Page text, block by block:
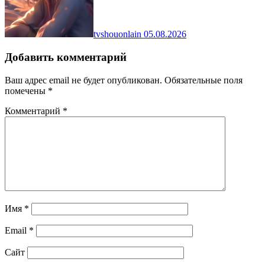
tvshouonlain 05.08.2026
Добавить комментарий
Ваш адрес email не будет опубликован. Обязательные поля
помечены *
Комментарий *
Имя *
Email *
Сайт